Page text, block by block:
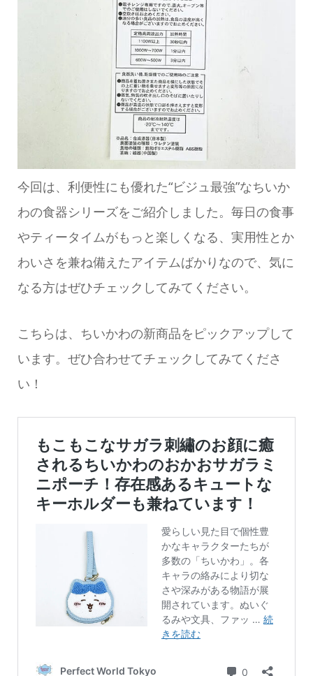
今回は、利便性にも優れた“ビジュ最強”なちいか
わの食器シリーズをご紹介しました。毎日の食事
やティータイムがもっと楽しくなる、実用性とか
わいさを兼ね備えたアイテムばかりなので、気に
なる方はぜひチェックしてみてください。
こちらは、ちいかわの新商品をピックアップして
います。ぜひ合わせてチェックしてみてくださ
い！